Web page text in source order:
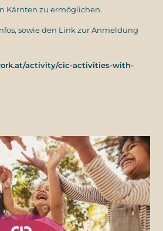
Kärnten zu ermöglichen.
sowie den Link zur Anmeldung
activity/cic-activities-with-